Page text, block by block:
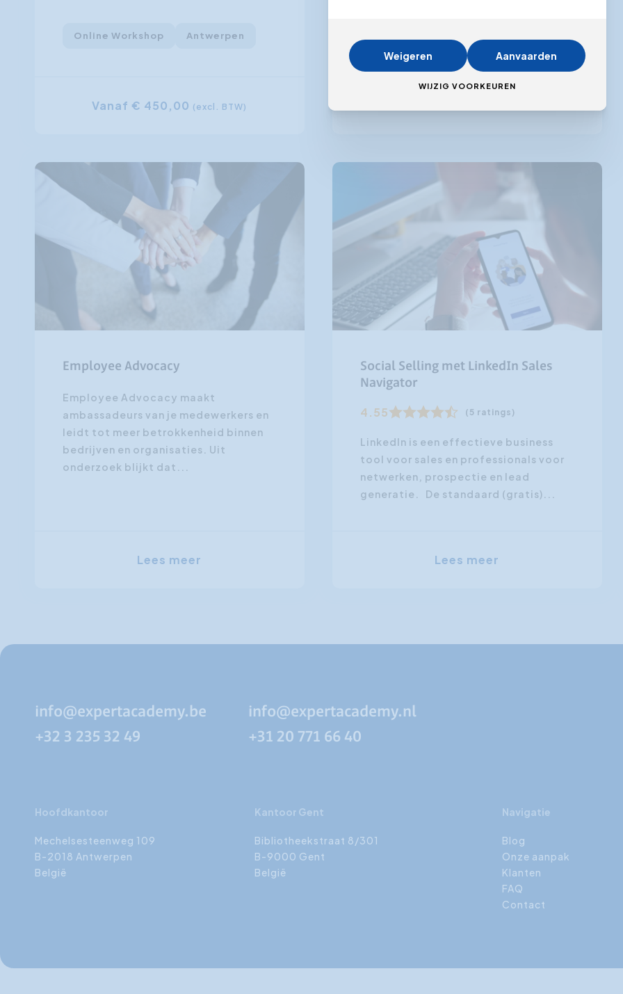
Online Workshop Antwerpen
Vanaf € 450,00 (excl. BTW)
Employee Advocacy
Employee Advocacy maakt
ambassadeurs van je medewerkers en
leidt tot meer betrokkenheid binnen
bedrijven en organisaties. Uit
onderzoek blijkt dat...
Lees meer
Social Selling met LinkedIn Sales
Navigator
4.55 (5 ratings)
LinkedIn is een effectieve business
tool voor sales en professionals voor
netwerken, prospectie en lead
generatie. De standaard (gratis)...
Lees meer
info@expertacademy.be
+32 3 235 32 49
info@expertacademy.nl
+31 20 771 66 40
Hoofdkantoor
Mechelsesteenweg 109
B-2018 Antwerpen
België
Kantoor Gent
Bibliotheekstraat 8/301
B-9000 Gent
België
Navigatie
Blog
Onze aanpak
Klanten
FAQ
Contact
Weigeren Aanvaarden
WIJZIG VOORKEUREN